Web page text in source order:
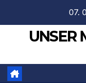
springen
07.
UNSER